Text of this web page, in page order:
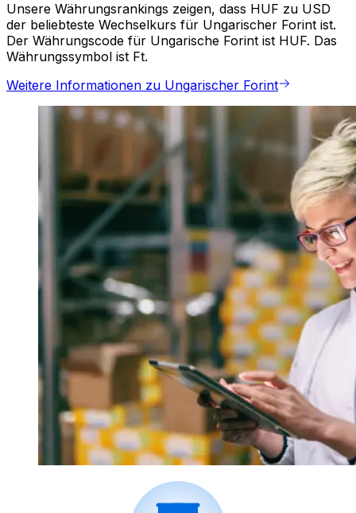
Unsere Währungsrankings zeigen, dass HUF zu USD
der beliebteste Wechselkurs für Ungarischer Forint ist.
Der Währungscode für Ungarische Forint ist HUF. Das
Währungssymbol ist Ft.
Weitere Informationen zu Ungarischer Forint